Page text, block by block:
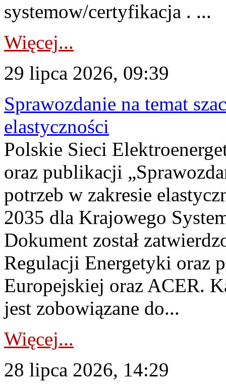
systemow/certyfikacja . ...
Więcej...
29 lipca 2026, 09:39
Sprawozdanie na temat
elastyczności
Polskie Sieci
oraz publikacji
potrzeb w zakresie
2035 dla Krajowego
Dokument został
Regulacji Energetyki oraz
Europejskiej oraz ACER.
jest zobowiązane do...
Więcej...
28 lipca 2026, 14:29